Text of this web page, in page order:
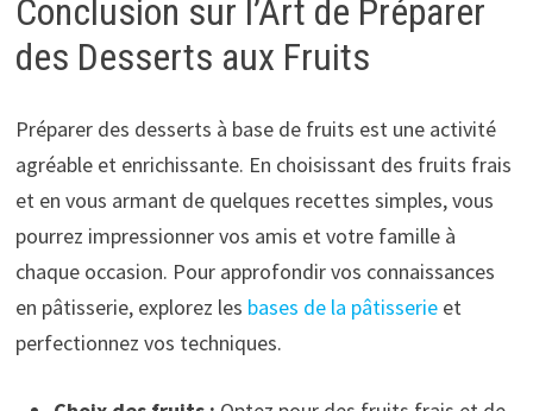
Conclusion sur l’Art de Préparer
des Desserts aux Fruits
Préparer des desserts à base de fruits est une activité
agréable et enrichissante. En choisissant des fruits frais
et en vous armant de quelques recettes simples, vous
pourrez impressionner vos amis et votre famille à
chaque occasion. Pour approfondir vos connaissances
en pâtisserie, explorez les bases de la pâtisserie et
perfectionnez vos techniques.